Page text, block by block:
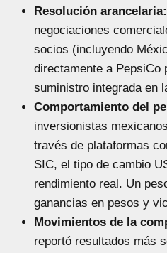
Resolución arancelaria:
negociaciones
socios (incluyendo
directamente a PepsiCo
suministro integrada en
Comportamiento del
inversionistas
través de plataformas
SIC, el tipo de cambio
rendimiento real. Un
ganancias en pesos y
Movimientos de la
reportó resultados más